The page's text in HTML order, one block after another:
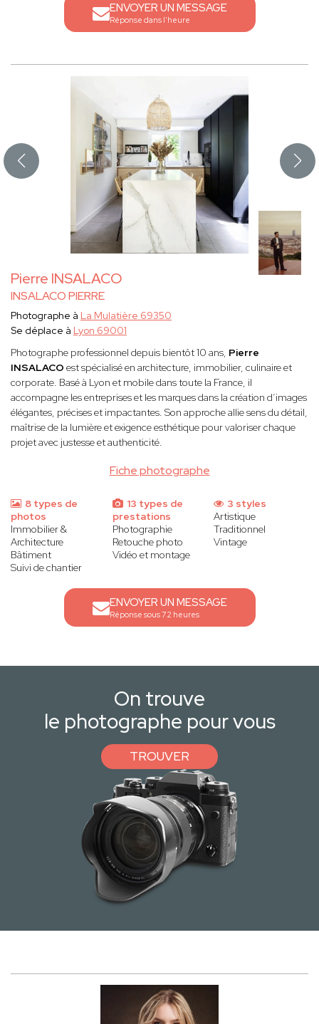
ENVOYER UN MESSAGE
Réponse dans l'heure
Pierre INSALACO
INSALACO PIERRE
Fiche photographe
Photographe à La Mulatière 69350
Se déplace à Lyon 69001
Photographe professionnel depuis bientôt 10 ans, Pierre
INSALACO est spécialisé en architecture, immobilier, culinaire et
corporate. Basé à Lyon et mobile dans toute la France, il
accompagne les entreprises et les marques dans la création d’images
élégantes, précises et impactantes. Son approche allie sens du détail,
maîtrise de la lumière et exigence esthétique pour valoriser chaque
projet avec justesse et authenticité.
8 types de
photos
Immobilier &
Architecture
Bâtiment
Suivi de chantier
13 types de
prestations
Photographie
Retouche photo
Vidéo et montage
3 styles
Artistique
Traditionnel
Vintage
ENVOYER UN MESSAGE
Réponse sous 72 heures
On trouve
le photographe pour vous
TROUVER